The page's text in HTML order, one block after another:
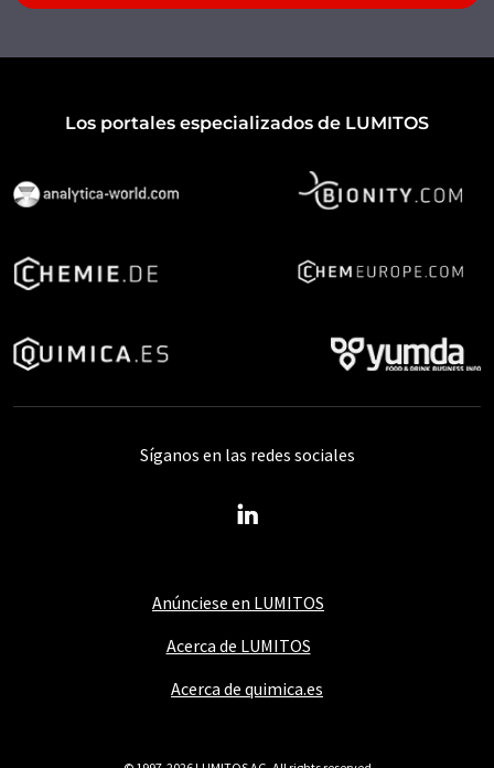
Los portales especializados de LUMITOS
Anúnciese en LUMITOS
Acerca de LUMITOS
Acerca de quimica.es
Síganos en las redes sociales